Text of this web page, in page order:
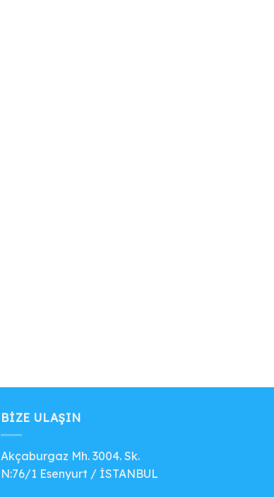
BIZE ULAŞIN
Akçaburgaz Mh. 3004. Sk.
N:76/1 Esenyurt / İSTANBUL